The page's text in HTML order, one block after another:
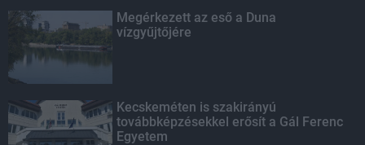
Megérkezett az eső a Duna
vízgyűjtőjére
Kecskeméten is szakirányú
továbbképzésekkel erősít a Gál Ferenc
Egyetem